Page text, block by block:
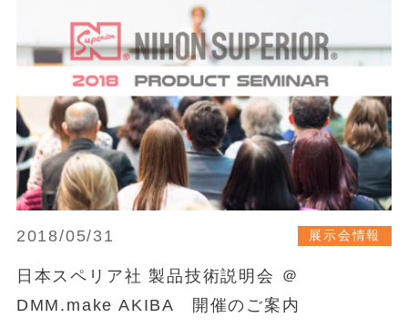
2018/05/31 展示会情報
日本スペリア社 製品技術説明会 ＠
DMM.make AKIBA 開催のご案内